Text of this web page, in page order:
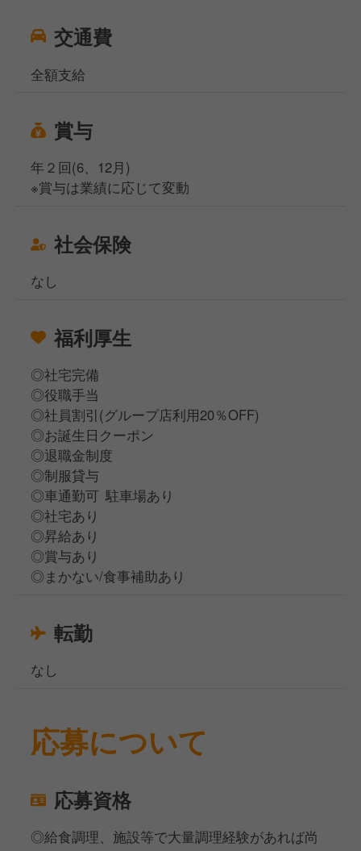
交通費
全額支給
賞与
年２回(6、12月)
※賞与は業績に応じて変動
社会保険
なし
福利厚生
◎社宅完備
◎役職手当
◎社員割引(グループ店利用20％OFF)
◎お誕生日クーポン
◎退職金制度
◎制服貸与
◎車通勤可 駐車場あり
◎社宅あり
◎昇給あり
◎賞与あり
◎まかない/食事補助あり
転勤
なし
応募について
応募資格
◎給食調理、施設等で大量調理経験があれば尚